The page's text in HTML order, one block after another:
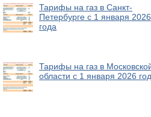
Тарифы на газ в Санкт-
Петербурге с 1 января 2026
года
Тарифы на газ в
области с 1 января 2026